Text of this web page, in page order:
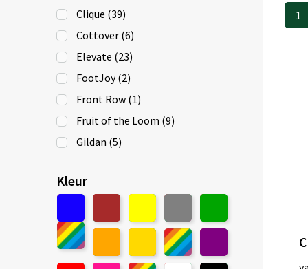
Clique (39)
Cottover (6)
Elevate (23)
FootJoy (2)
Front Row (1)
Fruit of the Loom (9)
Gildan (5)
iDeal Basic Brand
James Harvest(12)
Kariban Premium
(4)
Kleur
1